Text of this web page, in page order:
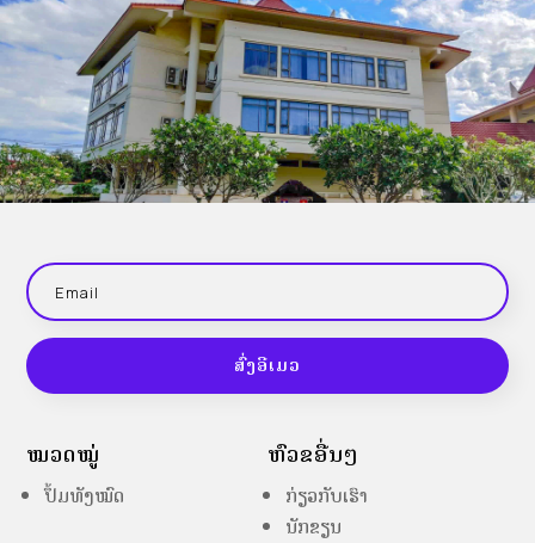
ສົ່ງອີເມວ
ໝວດໝູ່
ປຶ້ມທັງໝົດ
ຫົວຂໍ້ອື່ນໆ
ກ່ຽວກັບເຮົາ
ນັກຂຽນ